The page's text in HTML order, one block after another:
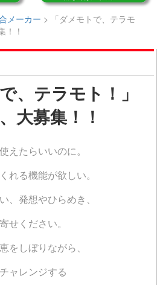
メーカー >
「ダメモトで、テラモ
！！
、テラモト！」
大募集！！
えたらいいのに。
れる機能が欲しい。
、発想やひらめき、
せください。
をしぼりながら、
ャレンジする